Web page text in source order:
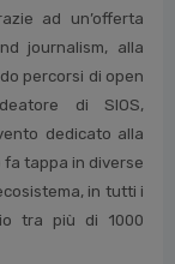
ad un’offerta
journalism, alla
percorsi di open
di SIOS,
dedicato alla
fa tappa in diverse
in tutti i
tra più di 1000